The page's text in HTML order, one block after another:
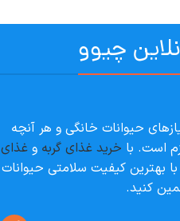
چیوو
حیوانات خانگی و هر آنچه
است. با خرید غذای گربه و غذای
با بهترین کیفیت سلامتی حیوانات
کنید.